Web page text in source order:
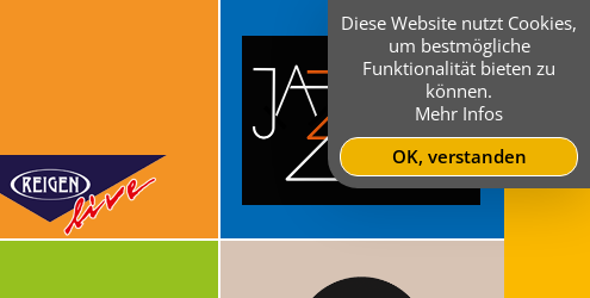
Diese Website nutzt Cookies,
um bestmögliche
Funktionalität bieten zu
können.
Mehr Infos
OK, verstanden